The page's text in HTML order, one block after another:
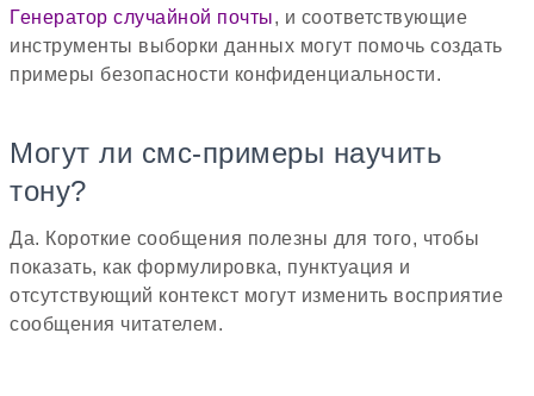
Генератор случайной почты, и соответствующие
инструменты выборки данных могут помочь создать
примеры безопасности конфиденциальности.
Могут ли смс-примеры научить
тону?
Да. Короткие сообщения полезны для того, чтобы
показать, как формулировка, пунктуация и
отсутствующий контекст могут изменить восприятие
сообщения читателем.